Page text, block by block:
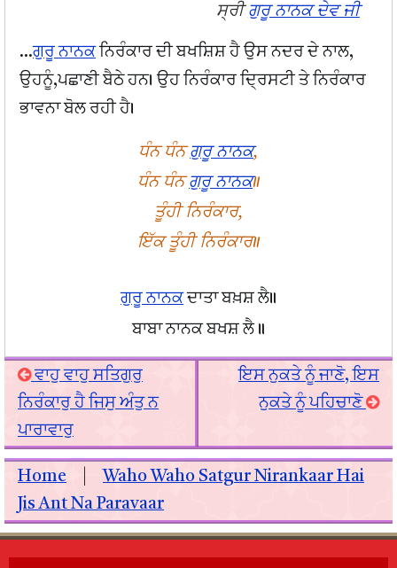
ਸ੍ਰੀਗੁਰੂ ਨਾਨਕ ਦੇਵ ਜੀ
...ਗੁਰੂ ਨਾਨਕਨਿਰੰਕਾਰ ਦੀ ਬਖਸ਼ਿਸ਼ ਹੈ ਉਸ ਨਦਰ ਦੇ ਨਾਲ,
ਉਹਨੂੰ,ਪਛਾਣੀ ਬੈਠੇ ਹਨ। ਉਹ ਨਿਰੰਕਾਰ ਦ੍ਰਿਸਟੀ ਤੇ ਨਿਰੰਕਾਰ
ਭਾਵਨਾ ਬੋਲ ਰਹੀ ਹੈ।
ਧੰਨ ਧੰਨਗੁਰੂ ਨਾਨਕ,
ਧੰਨ ਧੰਨਗੁਰੂ ਨਾਨਕ॥
ਤੂੰਹੀ ਨਿਰੰਕਾਰ,
ਇੱਕ ਤੂੰਹੀ ਨਿਰੰਕਾਰ॥
ਗੁਰੂ ਨਾਨਕਦਾਤਾ ਬਖ਼ਸ਼ ਲੈ॥
ਬਾਬਾ ਨਾਨਕ ਬਖਸ਼ ਲੈ ॥
ਵਾਹੁ ਵਾਹੁ ਸਤਿਗੁਰੁ
ਨਿਰੰਕਾਰੁ ਹੈ ਜਿਸੁ ਅੰਤੁ ਨ
ਪਾਰਾਵਾਰੁ
ਇਸ ਨੁਕਤੇ ਨੂੰ ਜਾਣੋ, ਇਸ
ਨੁਕਤੇ ਨੂੰ ਪਹਿਚਾਣੋ
Home
Waho Waho Satgur Nirankaar Hai
Jis Ant Na Paravaar